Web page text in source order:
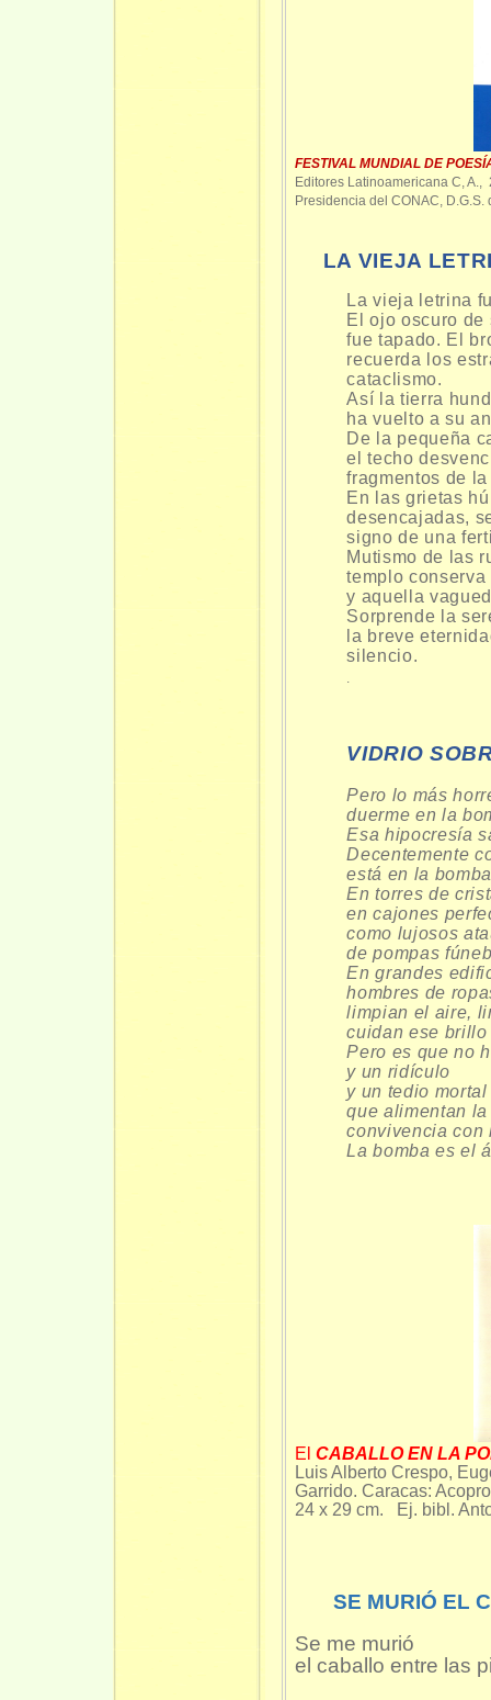
FESTIVAL MUNDIAL DE
Editores Latinoamericana C,
Presidencia del CONAC,
LA VIEJA
La vieja letrina
El ojo oscuro de
fue tapado. El
recuerda los
cataclismo.
Así la tierra
ha vuelto a su
De la pequeña
el techo
fragmentos de
En las grietas
desencajadas,
signo de una
Mutismo de las
templo
y aquella
Sorprende la
la breve
silencio.
VIDRIO
Pero lo más
duerme en la
Esa hipocresía
Decentemente
está en la
En torres de
en cajones
como lujosos
de pompas
En grandes
hombres de
limpian el aire,
cuidan ese
Pero es que no
y un ridículo
y un tedio mortal
que alimentan
convivencia con
La bomba es el
El CABALLO EN LA
Luis Alberto Crespo,
Garrido. Caracas:
24 x 29 cm. Ej. bibl.
SE MURIÓ EL
Se me murió
el caballo entre las